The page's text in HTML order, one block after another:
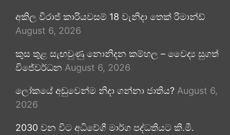
අකිල විරාජ් කාරියවසම් 18 වැනිදා තෙක් රිමාන්ඩ්
August 6, 2026
කුස තුළ සැඟවුණු නොනිදන කම්හල – වෛද්‍ය සුගත්
විජේවර්ධන August 6, 2026
ලෝකයේ අඩුවෙන්ම නිදා ගන්නා ජාතිය? August 6,
2026
2030 වන විට අධිවේගී මාර්ග පද්ධතියට කි.මී.